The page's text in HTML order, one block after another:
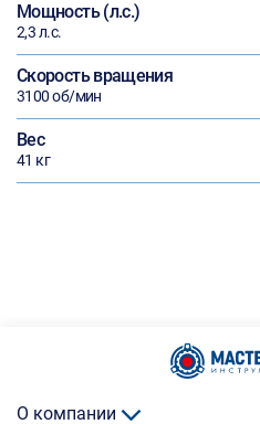
Мощность (л.с.)
2,3 л.с.
Скорость вращения
3100 об/мин
Вес
41 кг
О компании